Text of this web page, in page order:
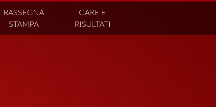
RASSEGNA
STAMPA
GARE E
RISULTATI